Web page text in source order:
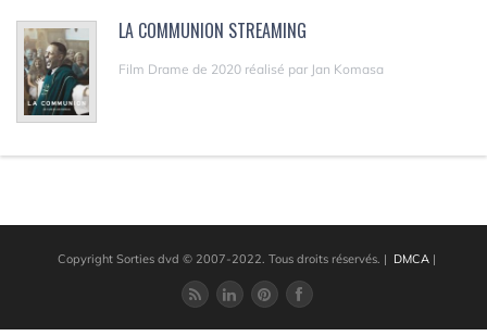
LA COMMUNION STREAMING
Film Drame de 2020 réalisé par Jan Komasa
Copyright Sorties dvd © 2007-2022. Tous droits réservés. | DMCA|